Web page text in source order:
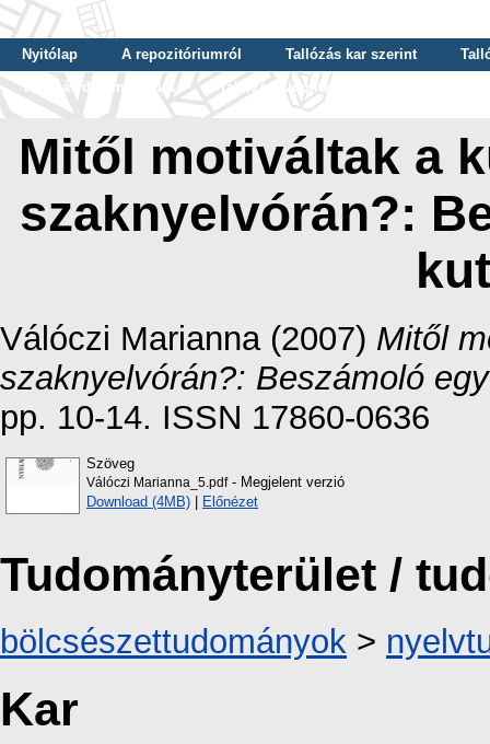
Nyitólap A repozitóriumról Tallózás kar szerint
Tallózás dátum szerint
Tallózás tudományterület szerint
Mitől motiváltak a
szaknyelvórán?:
Válóczi Marianna(2007) Mitől
szaknyelvórán?: Beszámoló
pp. 10-14. ISSN 17860-0636
Szöveg
Válóczi Marianna_5.pdf- Megjelent verzió
Download (4MB) | Előnézet
Tudományterület /
bölcsészettudományok >
Kar